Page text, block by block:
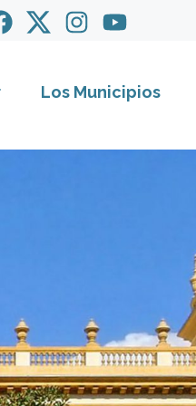
Los Municipios